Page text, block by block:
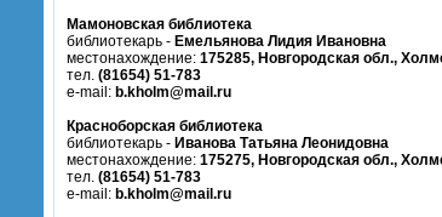
Мамоновская библиотека
библиотекарь - Емельянова Лидия Ивановна
местонахождение: 175285, Новгородская обл.,
тел. (81654) 51-783
e-mail: b.kholm@mail.ru
Красноборская библиотека
библиотекарь - Иванова Татьяна Леонидовна
местонахождение: 175275, Новгородская обл.,
тел. (81654) 51-783
e-mail: b.kholm@mail.ru